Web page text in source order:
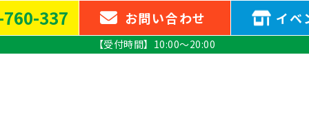
337 お問い合わせ イベ
【受付時間】10:00～20:00